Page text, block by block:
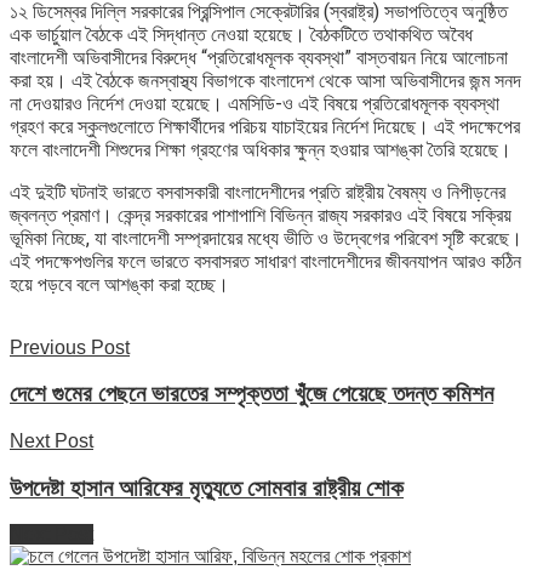
১২ ডিসেম্বর দিল্লি সরকারের প্রিন্সিপাল সেক্রেটারির (স্বরাষ্ট্র) সভাপতিত্বে অনুষ্ঠিত
এক ভার্চুয়াল বৈঠকে এই সিদ্ধান্ত নেওয়া হয়েছে। বৈঠকটিতে তথাকথিত অবৈধ
বাংলাদেশী অভিবাসীদের বিরুদ্ধে “প্রতিরোধমূলক ব্যবস্থা” বাস্তবায়ন নিয়ে আলোচনা
করা হয়। এই বৈঠকে জনস্বাস্থ্য বিভাগকে বাংলাদেশ থেকে আসা অভিবাসীদের জন্ম সনদ
না দেওয়ারও নির্দেশ দেওয়া হয়েছে। এমসিডি-ও এই বিষয়ে প্রতিরোধমূলক ব্যবস্থা
গ্রহণ করে স্কুলগুলোতে শিক্ষার্থীদের পরিচয় যাচাইয়ের নির্দেশ দিয়েছে। এই পদক্ষেপের
ফলে বাংলাদেশী শিশুদের শিক্ষা গ্রহণের অধিকার ক্ষুন্ন হওয়ার আশঙ্কা তৈরি হয়েছে।
এই দুইটি ঘটনাই ভারতে বসবাসকারী বাংলাদেশীদের প্রতি রাষ্ট্রীয় বৈষম্য ও নিপীড়নের
জ্বলন্ত প্রমাণ। কেন্দ্র সরকারের পাশাপাশি বিভিন্ন রাজ্য সরকারও এই বিষয়ে সক্রিয়
ভূমিকা নিচ্ছে, যা বাংলাদেশী সম্প্রদায়ের মধ্যে ভীতি ও উদ্বেগের পরিবেশ সৃষ্টি করেছে।
এই পদক্ষেপগুলির ফলে ভারতে বসবাসরত সাধারণ বাংলাদেশীদের জীবনযাপন আরও কঠিন
হয়ে পড়বে বলে আশঙ্কা করা হচ্ছে।
Previous Post
দেশে গুমের পেছনে ভারতের সম্পৃক্ততা খুঁজে পেয়েছে তদন্ত কমিশন
Next Post
উপদেষ্টা হাসান আরিফের মৃত্যুতে সোমবার রাষ্ট্রীয় শোক